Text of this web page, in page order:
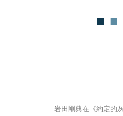
岩田剛典在《約定的